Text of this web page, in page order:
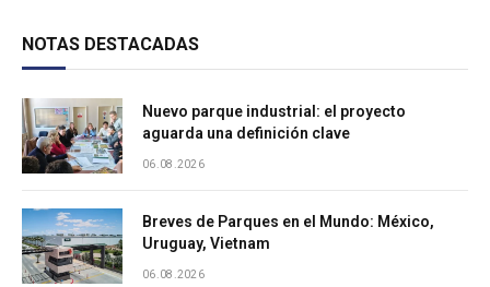
NOTAS DESTACADAS
Nuevo parque industrial: el proyecto
aguarda una definición clave
06.08.2026
Breves de Parques en el Mundo: México,
Uruguay, Vietnam
06.08.2026